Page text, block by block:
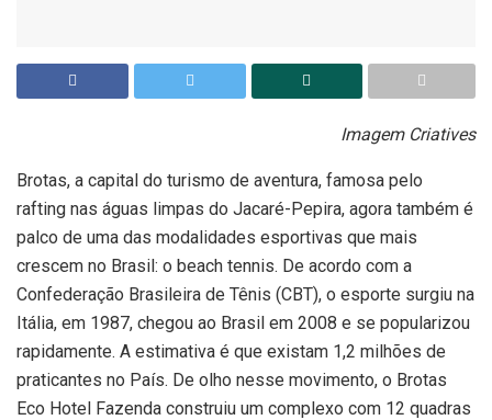
Imagem Criatives
Brotas, a capital do turismo de aventura, famosa pelo
rafting nas águas limpas do Jacaré-Pepira, agora também é
palco de uma das modalidades esportivas que mais
crescem no Brasil: o beach tennis. De acordo com a
Confederação Brasileira de Tênis (CBT), o esporte surgiu na
Itália, em 1987, chegou ao Brasil em 2008 e se popularizou
rapidamente. A estimativa é que existam 1,2 milhões de
praticantes no País. De olho nesse movimento, o Brotas
Eco Hotel Fazenda construiu um complexo com 12 quadras